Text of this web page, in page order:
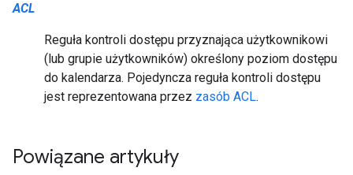
ACL
Reguła kontroli dostępu przyznająca użytkownikowi
(lub grupie użytkowników) określony poziom dostępu
do kalendarza. Pojedyncza reguła kontroli dostępu
jest reprezentowana przez zasób ACL.
Powiązane artykuły